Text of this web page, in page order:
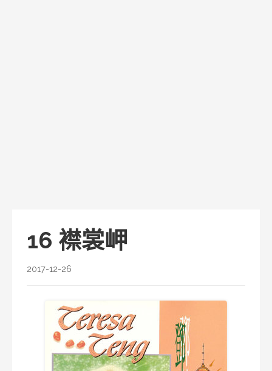
16 襟裳岬
2017-12-26